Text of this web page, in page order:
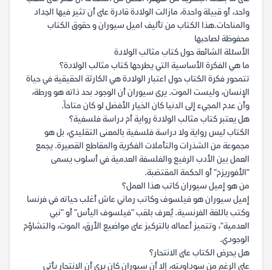
واحد، أو قبيلة واحدة، مازالت الولادة قادرة على أن تثير فيها الحِداد
والمناحات.هذا الكتاب من تأليف اميل سيوران و حقوق الكتاب
محفوظة لصاحبها
الأسئلة الشائعة حول كتاب مثالب الولادة
ما هي الفكرة الأساسية التي يطرحها كتاب مثالب الولادة؟
تتمحور فكرة الكتاب حول اعتبار الولادة هي الكارثة الحقيقية في حياة
الإنسان، وليست الموت. يرى سيوران أن الوجود بحد ذاته هو ورطة،
وأن عدم المجيء إلى الدنيا كان الخيار الأفضل لو كان متاحاً.
هل يعتبر كتاب مثالب الولادة رواية أم دراسة فلسفية؟
الكتاب ليس رواية ولا دراسة فلسفية بالمعنى التقليدي، بل هو
مجموعة من الشذرات والتأملات الفكرية والمقاطع القصيرة. يجمع
العمل بين الأدب الرفيع والفلسفة العدمية في أسلوب يسمى
"الأفوريزم" أو الحكمة المقتضبة.
من هو إميل سيوران كاتب هذا العمل؟
إميل سيوران هو فيلسوف وكاتب رماني عاش أغلب حياته في فرنسا
وكتب باللغة الفرنسية. يُعرف بلقب "فيلسوف اليأس" أو "نبي
العدمية"، وتتميز أعماله بالتركيز على مواضيع الأرق، الموت، والتشاؤم
الوجودي.
هل يحرض الكتاب على الانتحار؟
على الرغم من سوداويته، إلا أن سيوران كان يرى أن الانتحار يأتي